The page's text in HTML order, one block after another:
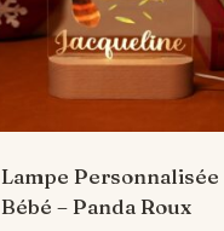
Lampe Personnalisée
Bébé – Panda Roux